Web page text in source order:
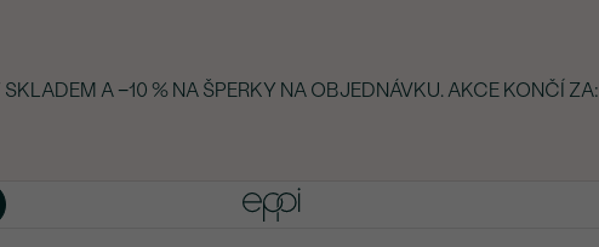
SKLADEM A −10 % NA ŠPERKY NA OBJEDNÁVKU. AKCE KONČÍ ZA: